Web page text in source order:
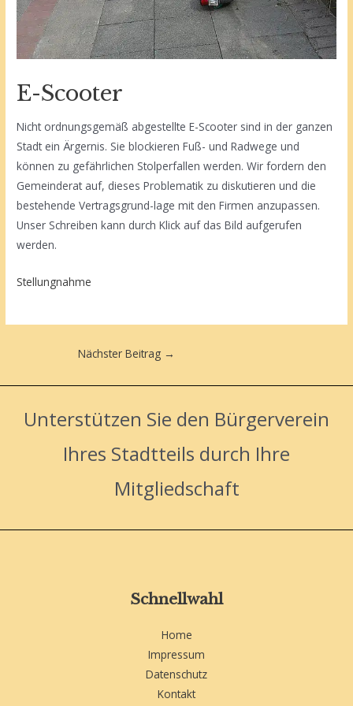
E-Scooter
Nicht ordnungsgemäß abgestellte E-Scooter sind in der ganzen
Stadt ein Ärgernis. Sie blockieren Fuß- und Radwege und
können zu gefährlichen Stolperfallen werden. Wir fordern den
Gemeinderat auf, dieses Problematik zu diskutieren und die
bestehende Vertragsgrund-lage mit den Firmen anzupassen.
Unser Schreiben kann durch Klick auf das Bild aufgerufen
werden.
Stellungnahme
Nächster Beitrag →
Unterstützen Sie den Bürgerverein
Ihres Stadtteils durch Ihre
Mitgliedschaft
Schnellwahl
Home
Impressum
Datenschutz
Kontakt